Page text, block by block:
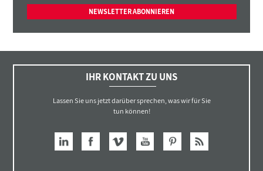
NEWSLETTER ABONNIEREN
IHR KONTAKT ZU UNS
Lassen Sie uns jetzt darüber sprechen, was wir für Sie
tun können!